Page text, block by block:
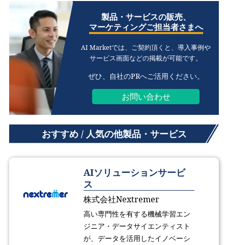
製品・サービスの販売、
マーケティングご担当者さまへ
AI Marketでは、ご契約頂くと、導入事例や
サービス画面などの掲載が可能です。
ぜひ、自社のPRへご活用ください。
お問い合わせ
おすすめ / 人気の他製品・サービス
AIソリューションサービ
ス
株式会社Nextremer
高い専門性を有する機械学習エン
ジニア・データサイエンティスト
が、データを活用したイノベーシ